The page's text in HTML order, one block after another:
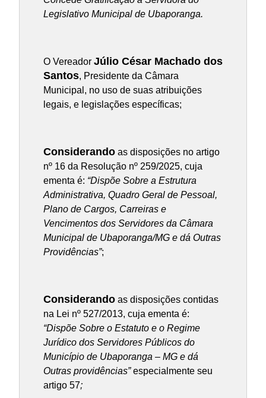
Legislativo Municipal de Ubaporanga.
O Vereador Júlio César Machado dos
Santos, Presidente da Câmara
Municipal, no uso de suas atribuições
legais, e legislações específicas;
Considerando as disposições no artigo
nº 16 da Resolução nº 259/2025, cuja
ementa é: “Dispõe Sobre a Estrutura
Administrativa, Quadro Geral de Pessoal,
Plano de Cargos, Carreiras e
Vencimentos dos Servidores da Câmara
Municipal de Ubaporanga/MG e dá Outras
Providências”;
Considerando as disposições contidas
na Lei nº 527/2013, cuja ementa é:
“Dispõe Sobre o Estatuto e o Regime
Jurídico dos Servidores Públicos do
Município de Ubaporanga – MG e dá
Outras providências”especialmente seu
artigo 57;